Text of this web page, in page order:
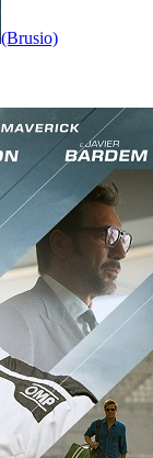
(Brusio)